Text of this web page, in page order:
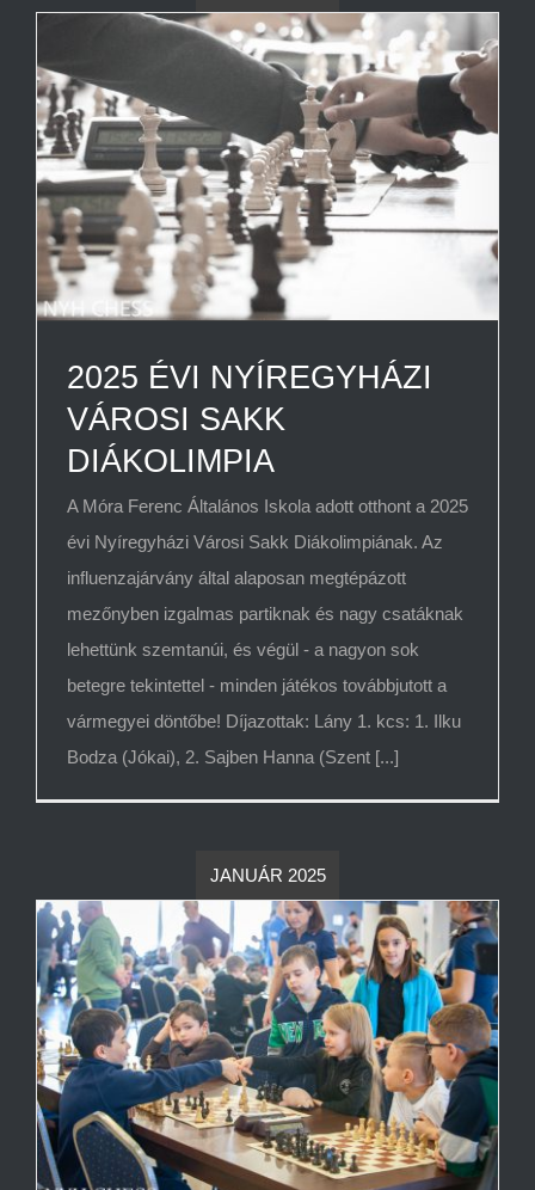
2025 ÉVI NYÍREGYHÁZI
VÁROSI SAKK
DIÁKOLIMPIA
A Móra Ferenc Általános Iskola adott otthont a 2025
évi Nyíregyházi Városi Sakk Diákolimpiának. Az
influenzajárvány által alaposan megtépázott
mezőnyben izgalmas partiknak és nagy csatáknak
lehettünk szemtanúi, és végül - a nagyon sok
betegre tekintettel - minden játékos továbbjutott a
vármegyei döntőbe! Díjazottak: Lány 1. kcs: 1. Ilku
Bodza (Jókai), 2. Sajben Hanna (Szent [...]
JANUÁR 2025